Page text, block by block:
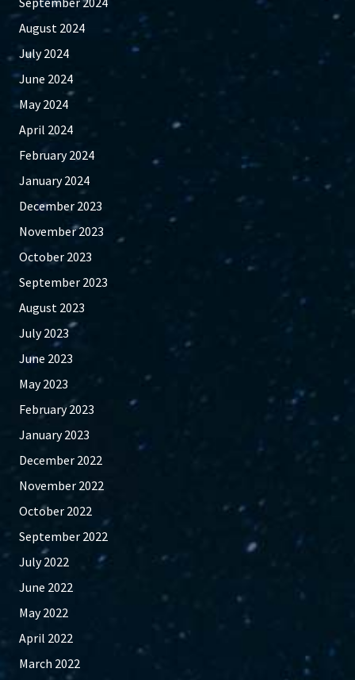
August 2024
July 2024
June 2024
May 2024
April 2024
February 2024
January 2024
December 2023
November 2023
October 2023
September 2023
August 2023
July 2023
June 2023
May 2023
February 2023
January 2023
December 2022
November 2022
October 2022
September 2022
July 2022
June 2022
May 2022
April 2022
March 2022